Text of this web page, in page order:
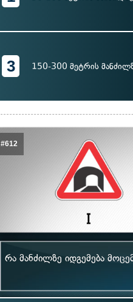
3 150-300 მეტრის
#612
რა მანძილზე იდგემება